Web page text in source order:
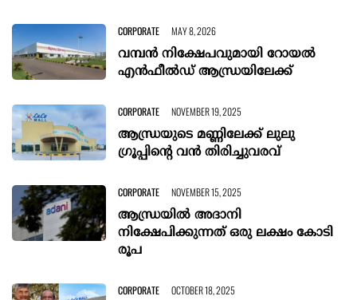
CORPORATE MAY 8, 2026
വമ്പന്‍ നിക്ഷേപവുമായി റോയല്‍
എന്‍ഫീല്‍ഡ് ആന്ധ്രയിലേക്ക്
CORPORATE NOVEMBER 19, 2025
ആന്ധ്രയുടെ മണ്ണിലേക്ക് ലുലു
ഗ്രൂപ്പിന്റെ വൻ തിരിച്ചുവരവ്
CORPORATE NOVEMBER 15, 2025
ആന്ധ്രയിൽ അദാനി
നിക്ഷേപിക്കുന്നത് ഒരു ലക്ഷം കോടി
രൂപ
CORPORATE OCTOBER 18, 2025